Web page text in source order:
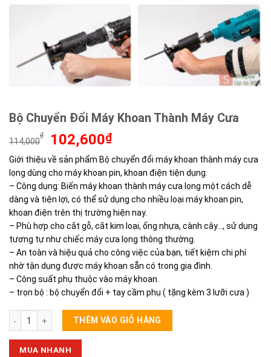
Bộ Chuyển Đổi Máy Khoan Thành Máy Cưa
114,000
₫
Giá
là:
114,000₫.
102,600₫Giá
tại
là:
102,600₫.
Giới thiệu về sản phẩm Bộ chuyển đổi máy khoan thành máy cưa
lọng dùng cho máy khoan pin, khoan điện tiện dụng:
– Công dụng: Biến máy khoan thành máy cưa lọng một cách dễ
dàng và tiện lợi, có thể sử dụng cho nhiều loại máy khoan pin,
khoan điện trên thị trường hiện nay.
– Phù hợp cho cắt gỗ, cắt kim loại, ống nhựa, cành cây…, sử dụng
tương tự như chiếc máy cưa lọng thông thường.
– An toàn và hiệu quả cho công việc của bạn, tiết kiệm chi phí
nhờ tận dụng được máy khoan sẵn có trong gia đình.
– Công suất phụ thuộc vào máy khoan.
– trọn bộ : bộ chuyển đổi + tay cầm phụ ( tặng kèm 3 lưỡi cưa )
Bộ Chuyển Đổi Máy Khoan Thành Máy Cưa số lượng
THÊM VÀO GIỎ HÀNG
MUA NHANH